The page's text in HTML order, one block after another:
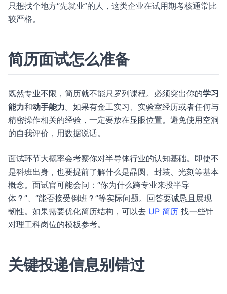
只想找个地方“先就业”的人，这类企业在试用期考核通常比
较严格。
简历面试怎么准备
既然专业不限，简历就不能只罗列课程。必须突出你的学习
能力和动手能力。如果有金工实习、实验室经历或者任何与
精密操作相关的经验，一定要放在显眼位置。避免使用空洞
的自我评价，用数据说话。
面试环节大概率会考察你对半导体行业的认知基础。即使不
是科班出身，也要提前了解什么是晶圆、封装、光刻等基本
概念。面试官可能会问：“你为什么跨专业来投半导
体？”、“能否接受倒班？”等实际问题。回答要诚恳且展现
韧性。如果需要优化简历结构，可以去 UP 简历 找一些针
对理工科岗位的模板参考。
关键投递信息别错过